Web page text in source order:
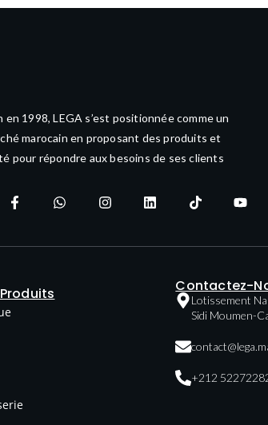
en 1998, LEGA s’est positionnée comme un
marocain en proposant des produits et
pour répondre aux besoins de ses clients
Contactez-
Lotissement
Sidi Moumen-
+212